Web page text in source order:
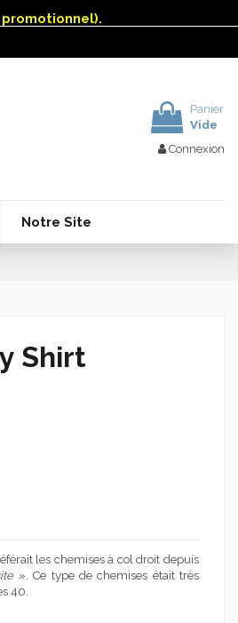
Panier
Vide
Connexion
Notre Site
Shirt
les chemises à col droit depuis
». Ce type de chemises était très
40.